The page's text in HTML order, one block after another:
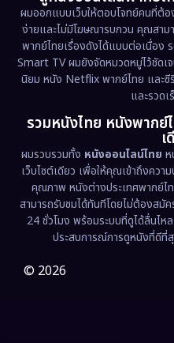
Emotional
Epic มหากาพย์
Erotic
Family ครอบครัว
Fantasy จินตนาการ
Fiction
Film
Gothic
ผมออกแบบเว็บให้ตอบโจทย์คนที่ต้อ
ง่ายและไม่มีโฆษณารบกวน คุณสาม
พากย์ไทยเรื่องดังได้แบบต่อเนื่อง
Smart TV ผมยังจัดหมวดหมู่ไว้ชัดเ
นิยม หนัง Netflix พากย์ไทย และซี
และรวด
รวมหนังไทย หนังพากย์
ผมรวบรวมทั้ง หนังออนไลน์ไทย ห
เว็บไซต์เดียว เพื่อให้คุณเข้าถึงควา
คุณภาพ หนังต่างประเทศพากย์
สามารถรับชมได้ทันทีโดยไม่ต้องสมั
24 ชั่วโมง พร้อมระบบที่ดูได้ลื่นไ
ประสบการณ์การดูหนังที่ดีที่
© 2026